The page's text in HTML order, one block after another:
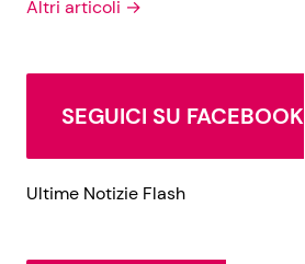
Altri articoli →
SEGUICI SU FACEBOOK
Ultime Notizie Flash